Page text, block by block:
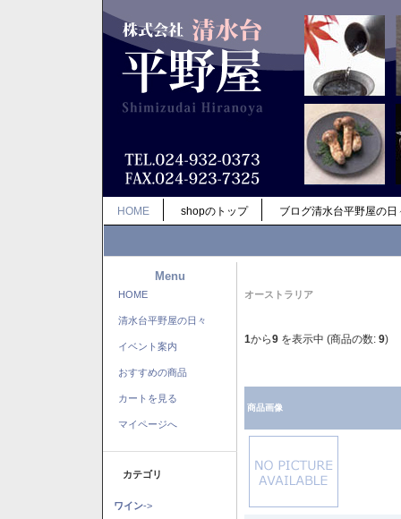
HOME shopのトップ ブログ清水台平野屋の日
Menu
HOME
清水台平野屋の日々
イベント案内
おすすめの商品
カートを見る
マイページへ
カテゴリ
ワイン->
オーストラリア
1から9 を表示中 (商品の数: 9)
商品画像